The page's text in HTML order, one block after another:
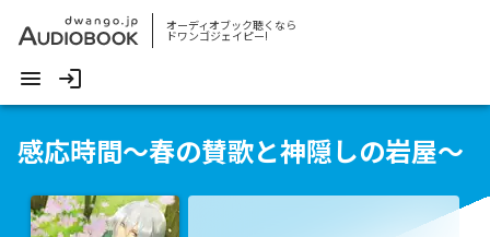
オーディオブック聴くなら
ドワンゴジェイピー!
感応時間～春の賛歌と神隠しの岩屋～